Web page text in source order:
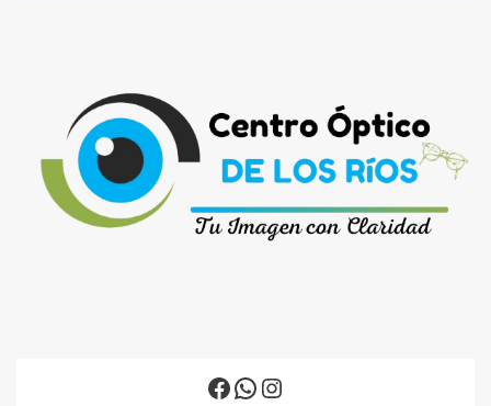
Facebook
WhatsApp
Instagram